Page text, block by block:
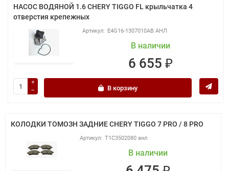
НАСОС ВОДЯНОЙ 1.6 CHERY TIGGO FL крыльчатка 4
отверстия крепежных
E4G16-1307010AB АНЛ
В наличии
6 655 ₽
В корзину
КОЛОДКИ ТОМОЗН ЗАДНИЕ CHERY TIGGO 7 PRO / 8 PRO
T1C3502080 анл
В наличии